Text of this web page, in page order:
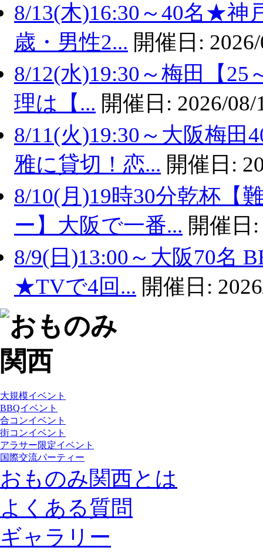
8/13(木)16:30～40名★神
歳・男性2... 開催日:
8/12(水)19:30～梅田【
理は【... 開催日: 2026/08/
8/11(火)19:30～大阪梅
雅に貸切！恋... 開催日:
8/10(月)19時30分乾杯【
ー】大阪で一番... 開催日
8/9(日)13:00～大阪70名
★TVで4回... 開催日:
大規模イベント
BBQイベント
合コンイベント
街コンイベント
アラサー限定イベント
国際交流パーティー
おものみ関西とは
よくある質問
ギャラリー